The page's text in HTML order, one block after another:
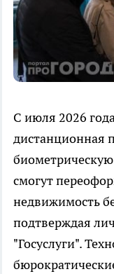
С июля 2026
дистанционная
смогут
недвижимость
подтверждая
"Госуслуги".